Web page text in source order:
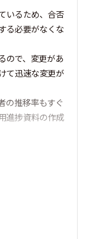
いるため、合否
る必要がなくな
ので、変更があ
て迅速な変更が
の推移率もすぐ
進捗資料の作成